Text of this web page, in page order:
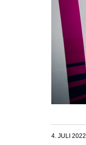
4. JULI 2022